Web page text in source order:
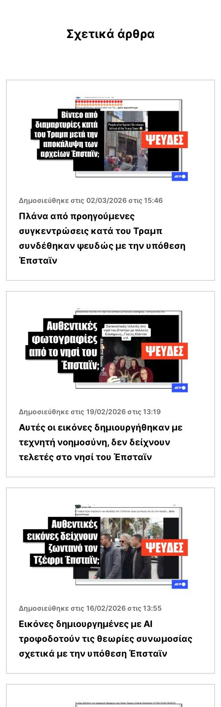
Σχετικά άρθρα
Δημοσιεύθηκε στις 02/03/2026 στις 15:46
Πλάνα από προηγούμενες
συγκεντρώσεις κατά του Τραμπ
συνδέθηκαν ψευδώς με την υπόθεση
Έπσταϊν
Δημοσιεύθηκε στις 19/02/2026 στις 13:19
Αυτές οι εικόνες δημιουργήθηκαν με
τεχνητή νοημοσύνη, δεν δείχνουν
τελετές στο νησί του Έπσταϊν
Δημοσιεύθηκε στις 16/02/2026 στις 13:55
Εικόνες δημιουργημένες με AI
τροφοδοτούν τις θεωρίες συνωμοσίας
σχετικά με την υπόθεση Έπσταϊν